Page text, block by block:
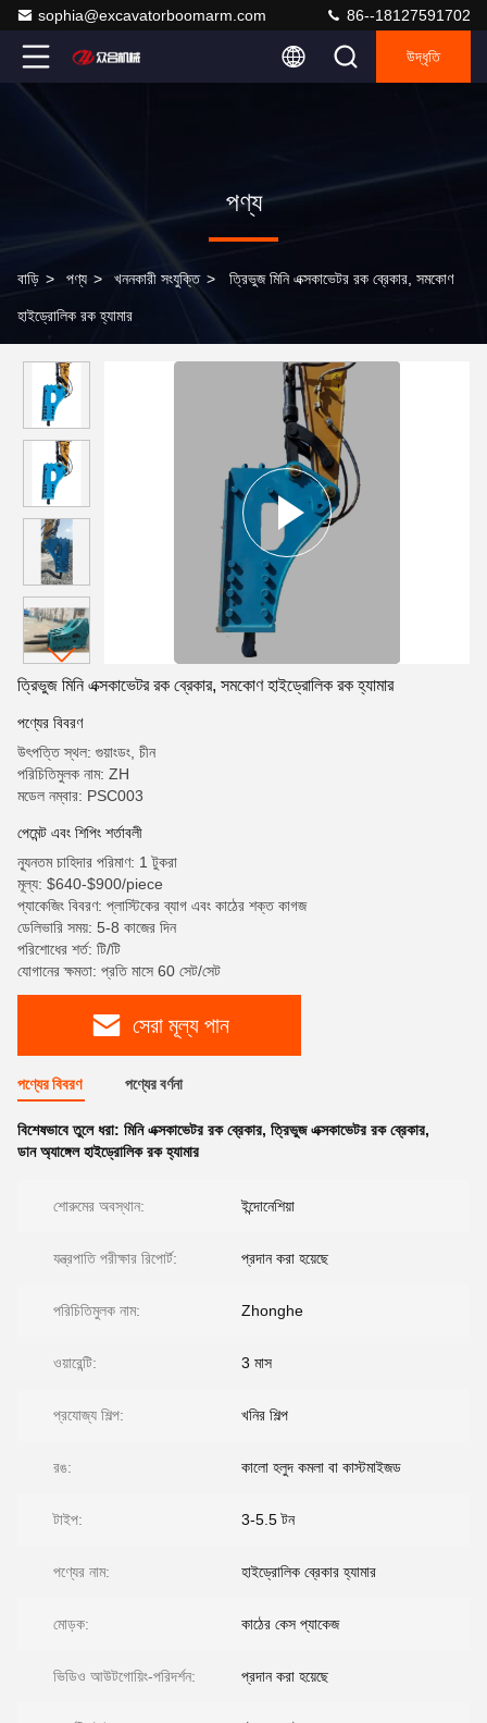
sophia@excavatorboomarm.com 86--18127591702
উদ্ধৃতি
পণ্য
বাড়ি > পণ্য > খননকারী সংযুক্তি > ত্রিভুজ মিনি এক্সকাভেটর রক ব্রেকার, সমকোণ
হাইড্রোলিক রক হ্যামার
ত্রিভুজ মিনি এক্সকাভেটর রক ব্রেকার, সমকোণ হাইড্রোলিক রক হ্যামার
পণ্যের বিবরণ
উৎপত্তি স্থল: গুয়াংডং, চীন
পরিচিতিমুলক নাম: ZH
মডেল নম্বার: PSC003
পেমেন্ট এবং শিপিং শর্তাবলী
ন্যূনতম চাহিদার পরিমাণ: 1 টুকরা
মূল্য: $640-$900/piece
প্যাকেজিং বিবরণ: প্লাস্টিকের ব্যাগ এবং কাঠের শক্ত কাগজ
ডেলিভারি সময়: 5-8 কাজের দিন
পরিশোধের শর্ত: টি/টি
যোগানের ক্ষমতা: প্রতি মাসে 60 সেট/সেট
সেরা মূল্য পান
পণ্যের বিবরণ পণ্যের বর্ণনা
বিশেষভাবে তুলে ধরা: মিনি এক্সকাভেটর রক ব্রেকার, ত্রিভুজ এক্সকাভেটর রক ব্রেকার,
ডান অ্যাঙ্গেল হাইড্রোলিক রক হ্যামার
শোরুমের অবস্থান: ইন্দোনেশিয়া
যন্ত্রপাতি পরীক্ষার রিপোর্ট: প্রদান করা হয়েছে
পরিচিতিমুলক নাম: Zhonghe
ওয়ারেন্টি: 3 মাস
প্রযোজ্য শিল্প: খনির শিল্প
রঙ: কালো হলুদ কমলা বা কাস্টমাইজড
টাইপ: 3-5.5 টন
পণ্যের নাম: হাইড্রোলিক ব্রেকার হ্যামার
মোড়ক: কাঠের কেস প্যাকেজ
ভিডিও আউটগোয়িং-পরিদর্শন: প্রদান করা হয়েছে